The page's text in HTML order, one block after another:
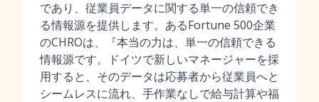
であり、従業員データに関する単一の信頼でき
る情報源を提供します。あるFortune 500企業
のCHROは、『本当の力は、単一の信頼できる
情報源です。ドイツで新しいマネージャーを採
用すると、そのデータは応募者から従業員へと
シームレスに流れ、手作業なしで給与計算や福